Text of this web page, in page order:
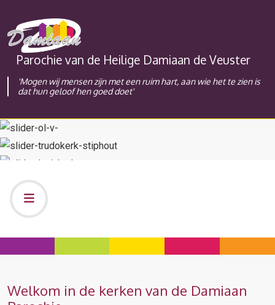
Parochie van de Heilige Damiaan de Veuster
'Mogen wij mensen zijn met een ruim hart, aan wie het te zien is
dat hun geloof hen goed doet'
Welkom in de kerken van de Damiaan